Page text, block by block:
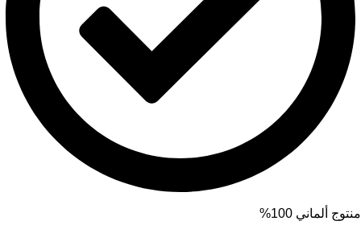
منتوج ألماني 100%